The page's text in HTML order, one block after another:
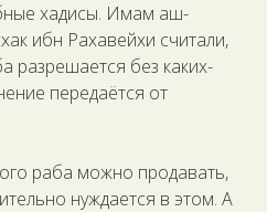
хадисы. Имам аш-
ибн Рахавейхи считали,
разрешается без каких-
передаётся от
раба можно продавать,
нуждается в этом. А